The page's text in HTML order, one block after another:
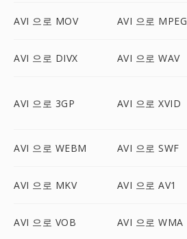
AVI 으로 MOV AVI 으로 MPEG
AVI 으로 DIVX AVI 으로 WAV
AVI 으로 3GP AVI 으로 XVID
AVI 으로 WEBM AVI 으로 SWF
AVI 으로 MKV AVI 으로 AV1
AVI 으로 VOB AVI 으로 WMA